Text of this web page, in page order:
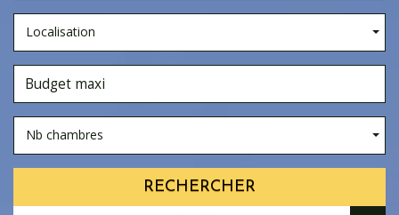
Localisation
Nb chambres
RECHERCHER